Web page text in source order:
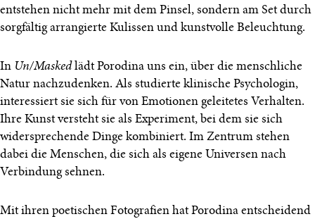
entstehen nicht mehr mit dem Pinsel, sondern am Set durch
sorgfältig arrangierte Kulissen und kunstvolle Beleuchtung.
In Un/Masked lädt Porodina uns ein, über die menschliche
Natur nachzudenken. Als studierte klinische Psychologin,
interessiert sie sich für von Emotionen geleitetes Verhalten.
Ihre Kunst versteht sie als Experiment, bei dem sie sich
widersprechende Dinge kombiniert. Im Zentrum stehen
dabei die Menschen, die sich als eigene Universen nach
Verbindung sehnen.
Mit ihren poetischen Fotografien hat Porodina entscheidend